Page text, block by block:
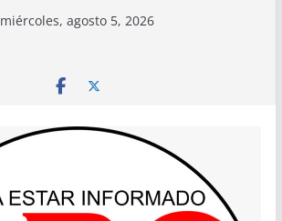
miércoles, agosto 5, 2026